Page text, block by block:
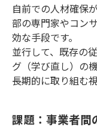
自前での人材確保
部の専門家やコン
効な手段です。
並行して、既存の
グ（学び直し）の
長期的に取り組む
課題：事業者間